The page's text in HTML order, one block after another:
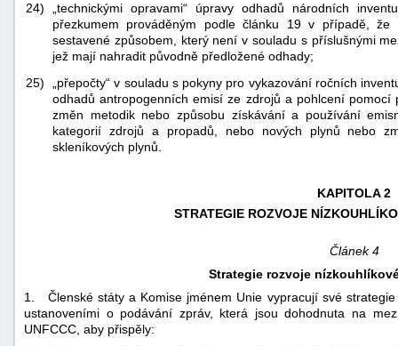
24)
„technickými opravami“ úpravy odhadů národních
přezkumem prováděným podle článku 19 v případě,
sestavené způsobem, který není v souladu s příslušnými
jež mají nahradit původně předložené odhady;
25)
„přepočty“ v souladu s pokyny pro vykazování ročních
odhadů antropogenních emisí ze zdrojů a pohlcení
změn metodik nebo způsobu získávání a používání
kategorií zdrojů a propadů, nebo nových plynů nebo
skleníkových plynů.
KAPITOLA 2
STRATEGIE ROZVOJE
Článek 4
Strategie rozvoje
1. Členské státy a Komise jménem Unie vypracují své
ustanoveními o podávání zpráv, která jsou dohodnuta na
UNFCCC, aby přispěly: